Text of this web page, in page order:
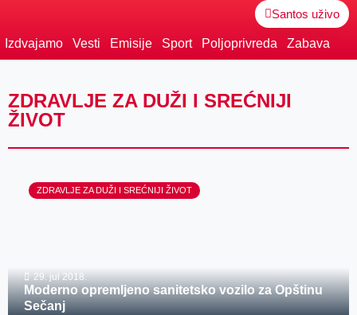
Santos uživo
Izdvajamo Vesti Emisije Sport Poljoprivreda Zabava
ZDRAVLJE ZA DUŽI I SREĆNIJI
ŽIVOT
ZDRAVLJE ZA DUŽI I SREĆNIJI ŽIVOT
29. jul 2018.
Moderno opremljeno sanitetsko vozilo za Opštinu
Sečanj